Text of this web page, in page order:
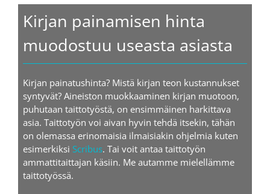
Kirjan painamisen hinta
muodostuu useasta asiasta
Kirjan painatushinta? Mistä kirjan teon kustannukset
syntyvät? Aineiston muokkaaminen kirjan muotoon,
puhutaan taittotyöstä, on ensimmäinen harkittava
asia. Taittotyön voi aivan hyvin tehdä itsekin, tähän
on olemassa erinomaisia ilmaisiakin ohjelmia kuten
esimerkiksi Scribus. Tai voit antaa taittotyön
ammattitaittajan käsiin. Me autamme mielellämme
taittotyössä.